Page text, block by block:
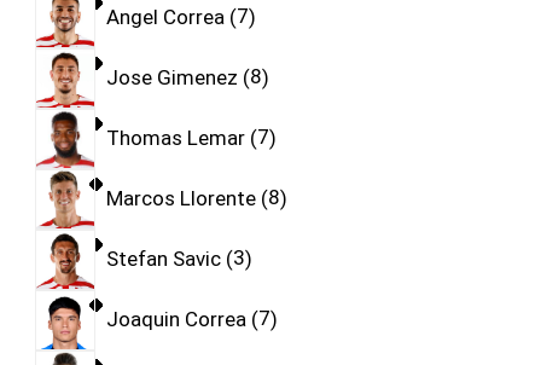
Angel Correa 7
Jose Gimenez 8
Thomas Lemar 7
Marcos Llorente 8
Stefan Savic 3
Joaquin Correa 7